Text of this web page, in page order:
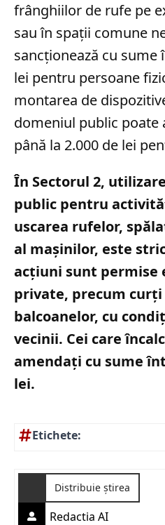
frânghiilor de rufe pe
sau în spații comune
sancționează cu sume
lei pentru persoane
montarea de
domeniul public poate
până la 2.000 de lei
În Sectorul 2,
public pentru
uscarea rufelor,
al mașinilor, este
acțiuni sunt permise
private, precum
balcoanelor, cu
vecinii. Cei care
amendați cu sume
lei.
Etichete:
Distribuie știrea
Redactia AI